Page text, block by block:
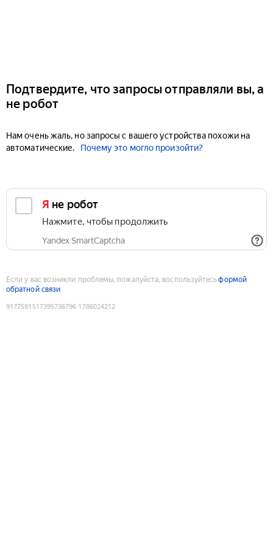
Подтвердите, что запросы отправляли вы, а
не робот
Нам очень жаль, но запросы с вашего устройства похожи на
автоматические.
Почему это могло произойти?
Я не робот
Нажмите, чтобы продолжить
Yandex SmartCaptcha
Если у вас возникли проблемы, пожалуйста, воспользуйтесьформой
обратной связи
9177591517395736796:1786024212